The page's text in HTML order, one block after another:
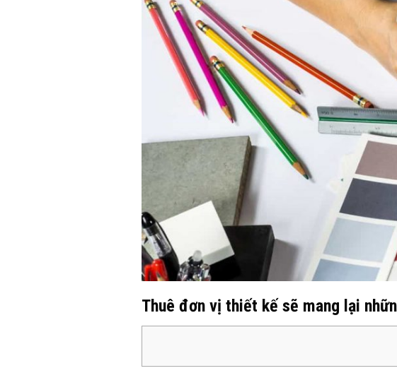
Thuê đơn vị thiết kế sẽ mang lại